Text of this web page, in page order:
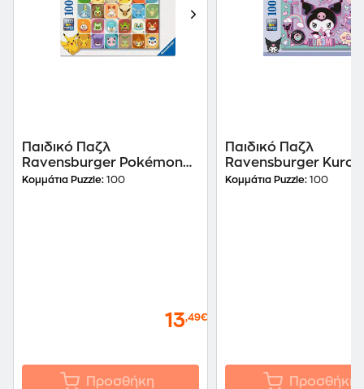
Παιδικό Παζλ
Ravensburger Pokémon
(100XXL Κομμάτια)
Κομμάτια Puzzle: 100
13,49€
Προσθήκη
Παιδικό Παζλ
Ravensburger
(100XXL Κομμάτια)
Κομμάτια Puzzle: 100
Προσθήκη